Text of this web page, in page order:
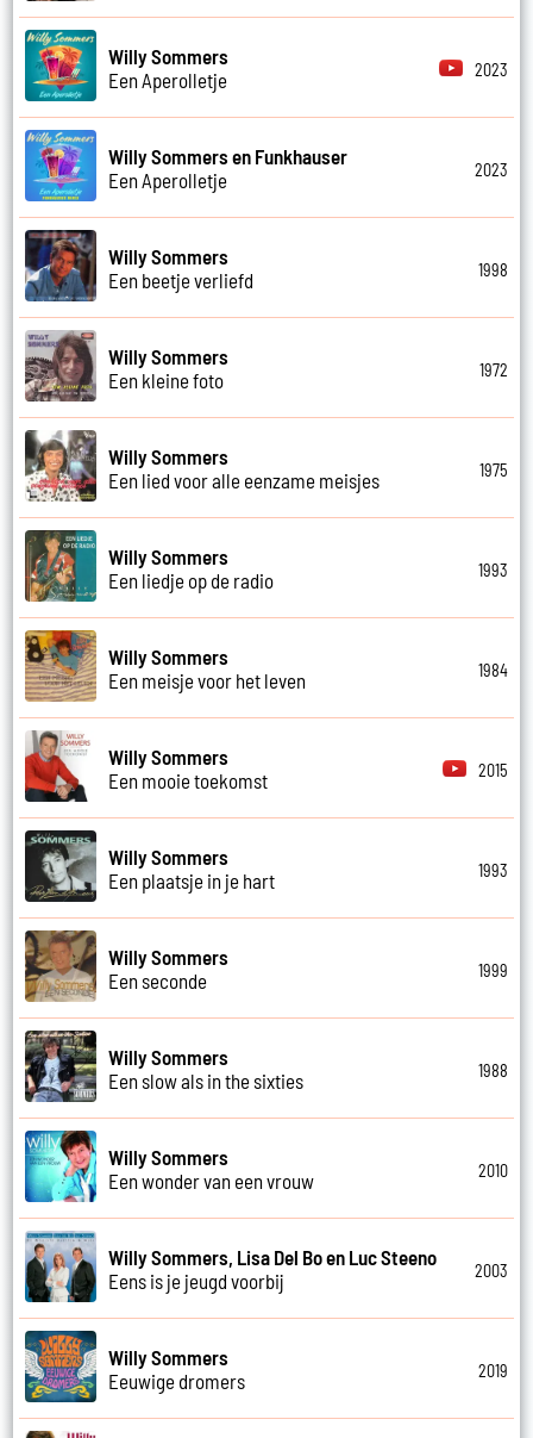
Willy Sommers
Een Aperolletje
2023
Willy Sommers en Funkhauser
Een Aperolletje
2023
Willy Sommers
Een beetje verliefd
1998
Willy Sommers
Een kleine foto
1972
Willy Sommers
Een lied voor alle eenzame meisjes
1975
Willy Sommers
Een liedje op de radio
1993
Willy Sommers
Een meisje voor het leven
1984
Willy Sommers
Een mooie toekomst
2015
Willy Sommers
Een plaatsje in je hart
1993
Willy Sommers
Een seconde
1999
Willy Sommers
Een slow als in the sixties
1988
Willy Sommers
Een wonder van een vrouw
2010
Willy Sommers, Lisa Del Bo en Luc Steeno
Eens is je jeugd voorbij
2003
Willy Sommers
Eeuwige dromers
2019